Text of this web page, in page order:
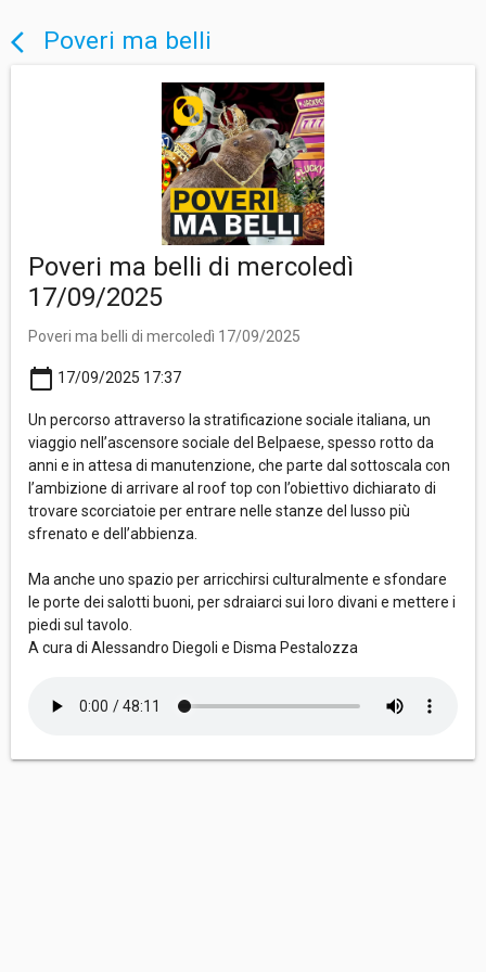
arrow_back_ios Poveri ma belli
Poveri ma belli di mercoledì
17/09/2025
Poveri ma belli di mercoledì 17/09/2025
calendar_today 17/09/2025 17:37
Un percorso attraverso la stratificazione sociale italiana, un
viaggio nell’ascensore sociale del Belpaese, spesso rotto da
anni e in attesa di manutenzione, che parte dal sottoscala con
l’ambizione di arrivare al roof top con l’obiettivo dichiarato di
trovare scorciatoie per entrare nelle stanze del lusso più
sfrenato e dell’abbienza.
Ma anche uno spazio per arricchirsi culturalmente e sfondare
le porte dei salotti buoni, per sdraiarci sui loro divani e mettere i
piedi sul tavolo.
A cura di Alessandro Diegoli e Disma Pestalozza